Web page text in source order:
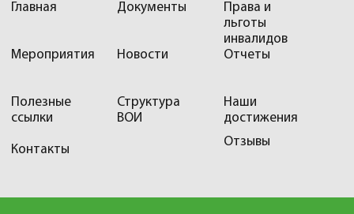
Главная Документы
Права и
льготы
инвалидов
Мероприятия
Новости Отчеты
Полезные
ссылки
Структура
ВОИ
Наши
достижения
Отзывы
Контакты